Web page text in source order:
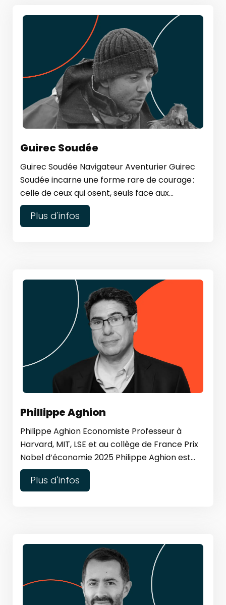
Guirec Soudée
Guirec Soudée Navigateur Aventurier Guirec
Soudée incarne une forme rare de courage :
celle de ceux qui osent, seuls face aux...
Plus d'infos
Phillippe Aghion
Philippe Aghion Economiste Professeur à
Harvard, MIT, LSE et au collège de France Prix
Nobel d’économie 2025 Philippe Aghion est...
Plus d'infos